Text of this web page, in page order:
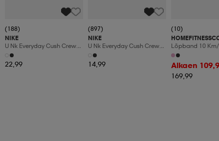
(188)
NIKE
U Nk Everyday Cush Crew
6pr-Bd
22,99
(897)
NIKE
U Nk Everyday Cush Crew
3pr
14,99
(10)
Löpband 10
Manuaalinen
Led-Display
Alkaen
169,99